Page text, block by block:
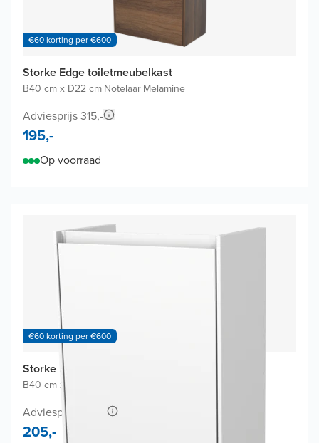
€60 korting per €600
Storke Edge toiletmeubelkast
B40 cm x D22 cm|Notelaar|Melamine
Adviesprijs 315,-
195,-
Op voorraad
€60 korting per €600
Storke Edge toiletmeubelkast
B40 cm x D22 cm
Adviesprijs 350,-
205,-